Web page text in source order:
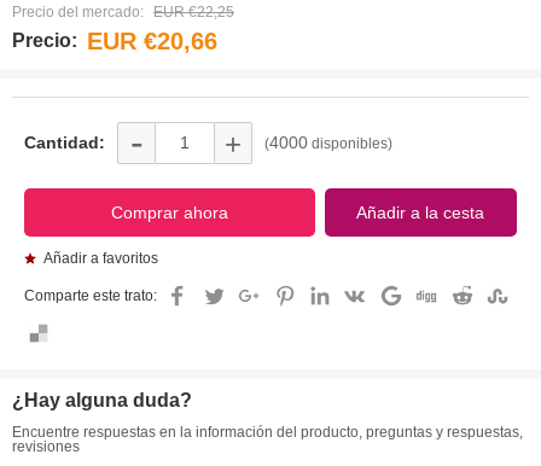
Precio del mercado: EUR €22,25
Precio: EUR €20,66
Cantidad: - + (4000 disponibles)
Añadir a favoritos
Comparte este trato:
¿Hay alguna duda?
Encuentre respuestas en la información del producto, preguntas y respuestas,
revisiones